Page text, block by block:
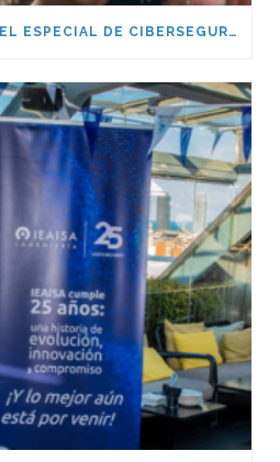
IEAISA PARTICIPA EN EL ESPECIAL DE CIBERSEGURIDAD EN LA ERA DE LA IA DE ESADE